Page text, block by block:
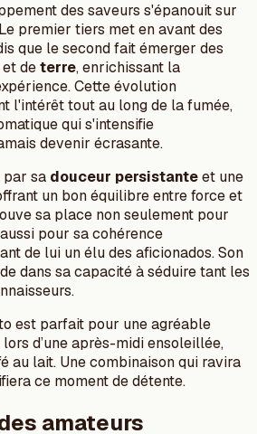
des saveurs s'épanouit sur
premier tiers met en avant des
que le second fait émerger des
et deterre, enrichissant la
Cette évolution
l'intérêt tout au long de la fumée,
qui s'intensifie
devenir écrasante.
par sa douceur persistanteet une
un bon équilibre entre force et
sa place non seulement pour
pour sa cohérence
de lui un élu des aficionados. Son
dans sa capacité à séduire tant les
est parfait pour une agréable
d’une après-midi ensoleillée,
au lait. Une combinaison qui ravira
ce moment de détente.
amateurs